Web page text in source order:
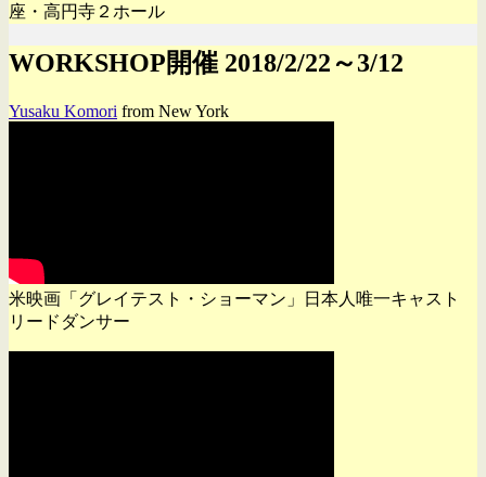
座・高円寺２ホール
WORKSHOP開催 2018/2/22～3/12
Yusaku Komori from New York
米映画「グレイテスト・ショーマン」日本人唯一キャスト
リードダンサー